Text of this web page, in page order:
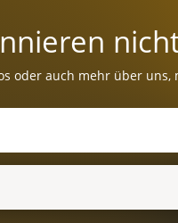
oder auch mehr über